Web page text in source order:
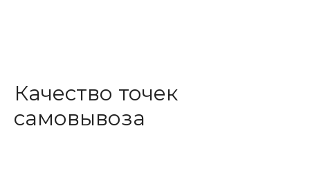
Качество точек
самовывоза